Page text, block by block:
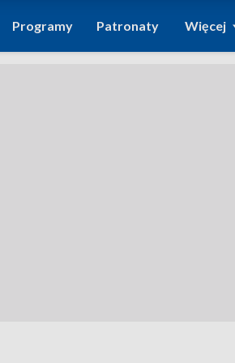
Programy Patronaty Więcej